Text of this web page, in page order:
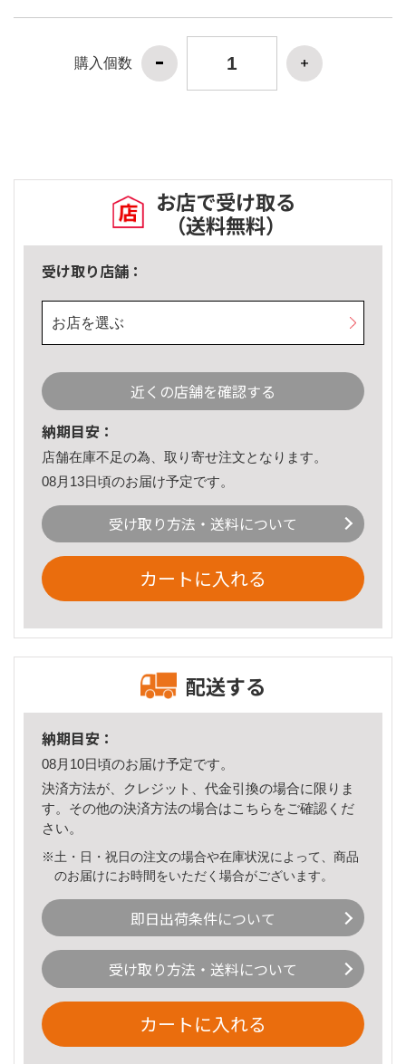
購入個数
お店で受け取る
（送料無料）
受け取り店舗：
お店を選ぶ
近くの店舗を確認する
納期目安：
店舗在庫不足の為、取り寄せ注文となります。
08月13日頃のお届け予定です。
受け取り方法・送料について
カートに入れる
配送する
納期目安：
08月10日頃のお届け予定です。
決済方法が、クレジット、代金引換の場合に限りま
す。その他の決済方法の場合はこちら をご確認くだ
さい。
※土・日・祝日の注文の場合や在庫状況によって、商品
のお届けにお時間をいただく場合がございます。
即日出荷条件について
受け取り方法・送料について
カートに入れる